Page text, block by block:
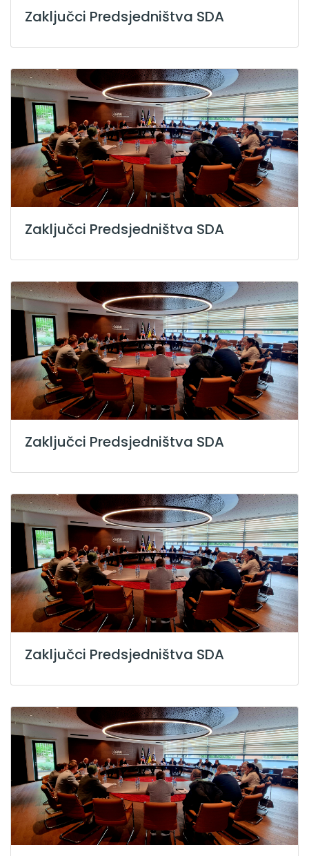
Zaključci Predsjedništva SDA
Zaključci Predsjedništva SDA
Zaključci Predsjedništva SDA
Zaključci Predsjedništva SDA